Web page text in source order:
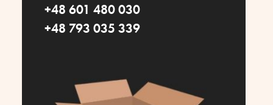
+48 601 480 030
+48 793 035 339